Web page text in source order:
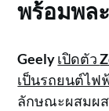
พร้อมพล
Geelyเปิดตัว
เป็นรถยนต์ไฟ
ลักษณะผสมผ